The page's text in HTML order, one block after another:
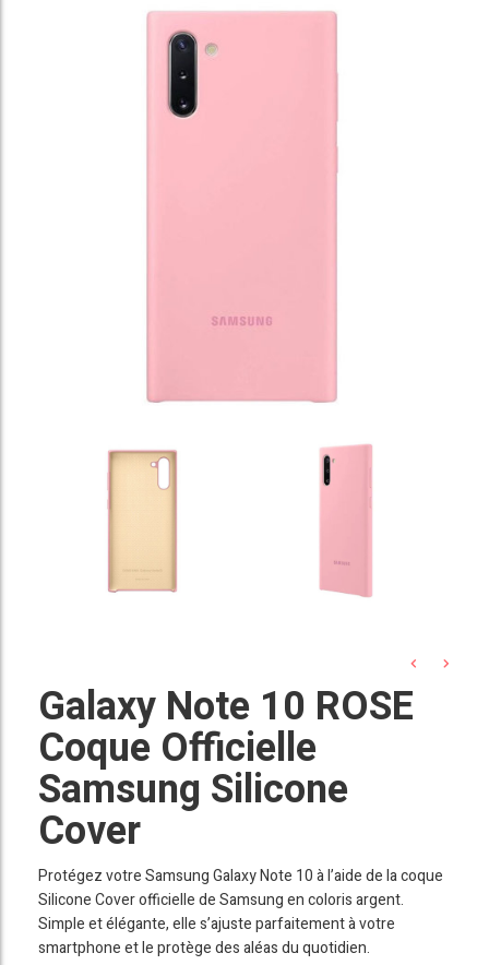
Galaxy Note 10 ROSE
Coque Officielle
Samsung Silicone
Cover
Protégez votre Samsung Galaxy Note 10 à l’aide de la coque
Silicone Cover officielle de Samsung en coloris argent.
Simple et élégante, elle s’ajuste parfaitement à votre
smartphone et le protège des aléas du quotidien.